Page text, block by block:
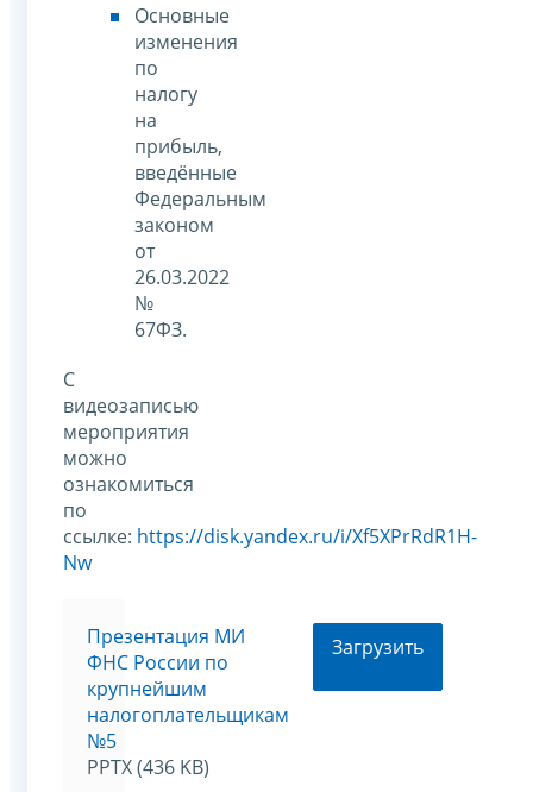
Основные
изменения
по
налогу
на
прибыль,
введённые
Федеральным
законом
от
26.03.2022
№
67ФЗ.
С
видеозаписью
мероприятия
можно
ознакомиться
по
ссылке: https://disk.yandex.ru/i/Xf5XPrRdR1H-
Nw
Презентация МИ
ФНС России по
крупнейшим
налогоплательщикам
№5
PPTX (436 KB)
Загрузить